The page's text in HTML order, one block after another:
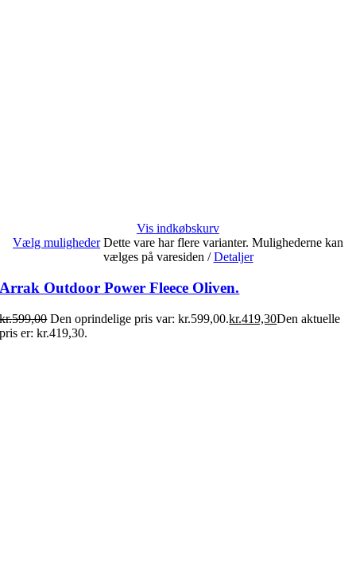
Vis indkøbskurv
Vælg muligheder Dette vare har flere varianter. Mulighederne kan
vælges på varesiden / Detaljer
Arrak Outdoor Power Fleece Oliven.
kr.599,00 Den oprindelige pris var: kr.599,00.kr.419,30Den aktuelle
pris er: kr.419,30.